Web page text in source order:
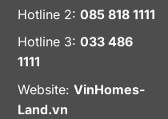
Hotline 2: 085 818 1111
Hotline 3: 033 486
1111
Website: VinHomes-
Land.vn